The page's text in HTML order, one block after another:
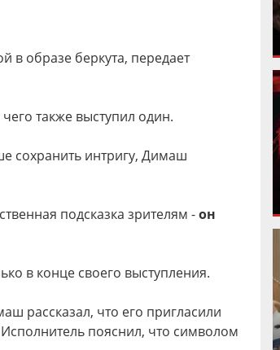
в образе беркута, передает
также выступил один.
сохранить интригу, Димаш
подсказка зрителям -он
в конце своего выступления.
рассказал, что его пригласили
Исполнитель пояснил, что символом